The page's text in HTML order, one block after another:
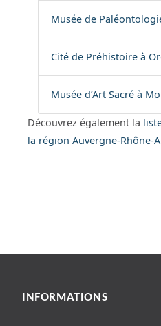
Musée de
Cité de Préhistoire à
Musée d’Art Sacré à
Découvrez également la
la région Auvergne-Rhône-
INFORMATIONS